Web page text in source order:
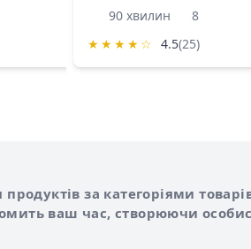
90 хвилин
8
★ ★ ★ ★ ☆ 4.5(25)
за категоріями
ваш час, створюючи